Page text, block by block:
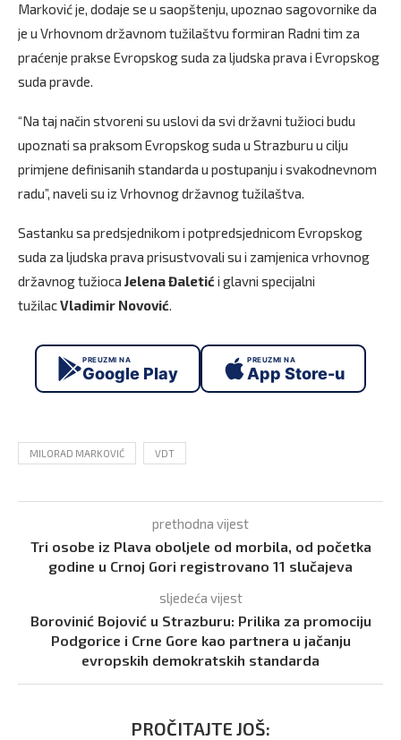
Marković je, dodaje se u saopštenju, upoznao sagovornike da
je u Vrhovnom državnom tužilaštvu formiran Radni tim za
praćenje prakse Evropskog suda za ljudska prava i Evropskog
suda pravde.
“Na taj način stvoreni su uslovi da svi državni tužioci budu
upoznati sa praksom Evropskog suda u Strazburu u cilju
primjene definisanih standarda u postupanju i svakodnevnom
radu”, naveli su iz Vrhovnog državnog tužilaštva.
Sastanku sa predsjednikom i potpredsjednicom Evropskog
suda za ljudska prava prisustvovali su i zamjenica vrhovnog
državnog tužioca Jelena Đaletić i glavni specijalni
tužilacVladimir Novović.
PREUZMI NA
Google Play
PREUZMI NA
App Store-u
MILORAD MARKOVIĆ VDT
prethodna vijest
Tri osobe iz Plava oboljele od morbila, od početka
godine u Crnoj Gori registrovano 11 slučajeva
sljedeća vijest
Borovinić Bojović u Strazburu: Prilika za promociju
Podgorice i Crne Gore kao partnera u jačanju
evropskih demokratskih standarda
PROČITAJTE JOŠ: